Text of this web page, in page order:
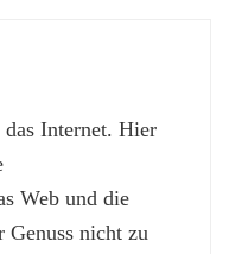
Internet. Hier
Web und die
Genuss nicht zu